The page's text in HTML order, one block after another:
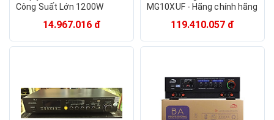
Công Suất Lớn 1200W
(Hàng Chính Hãng)
14.967.016 đ
MG10XUF - Hãng chính hãng
119.410.057 đ